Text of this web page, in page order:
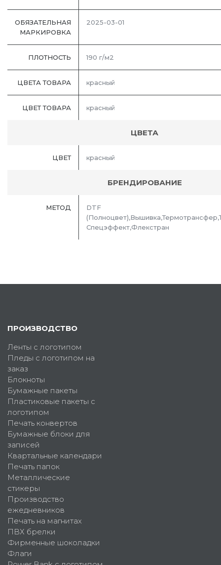
ОБЯЗАТЕЛЬНАЯ
МАРКИРОВКА
2025-03-01
ПЛОТНОСТЬ 190 г/м2
ЦВЕТА ТОВАРА красный
ЦВЕТ ТОВАРА красный
ЦВЕТА
ЦВЕТ красный
БРЕНДИРОВАНИЕ
МЕТОД
DTF
Спецэффект,Флекстран
ПРОИЗВОДСТВО
Ленты с логотипом
Пледы с логотипом на
заказ
Блокноты
Бумажные пакеты
Пластиковые пакеты с
логотипом
Печать конвертов
Бумажные блоки для
записей
Квартальные календари
Печать папок
Металлические
стикеры
Производство
ежедневников
Печать на магнитах
ПВХ брелки
Фирменные шоколадки
Флаги